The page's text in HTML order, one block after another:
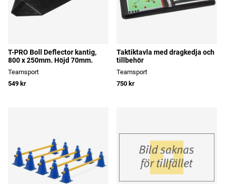
T-PRO Boll Deflector kantig,
800 x 250mm. Höjd 70mm.
Teamsport
549 kr
Taktiktavla med dragkedja och
tillbehör
Teamsport
750 kr